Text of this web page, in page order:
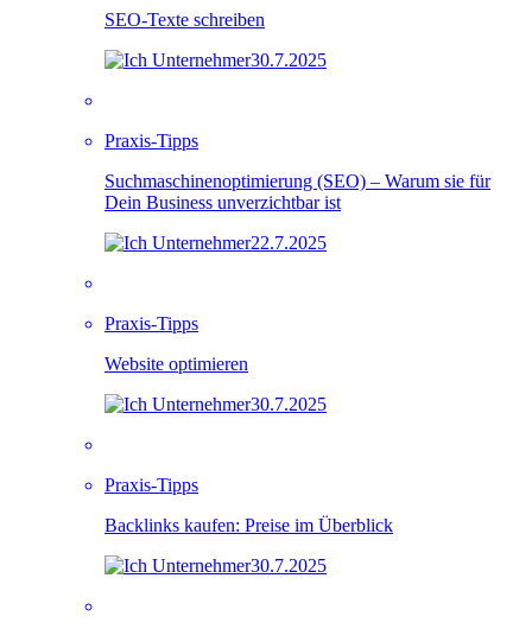
SEO-Texte schreiben
30.7.2025
Praxis-Tipps
Suchmaschinenoptimierung (SEO) – Warum sie für
Dein Business unverzichtbar ist
22.7.2025
Praxis-Tipps
Website optimieren
30.7.2025
Praxis-Tipps
Backlinks kaufen: Preise im Überblick
30.7.2025